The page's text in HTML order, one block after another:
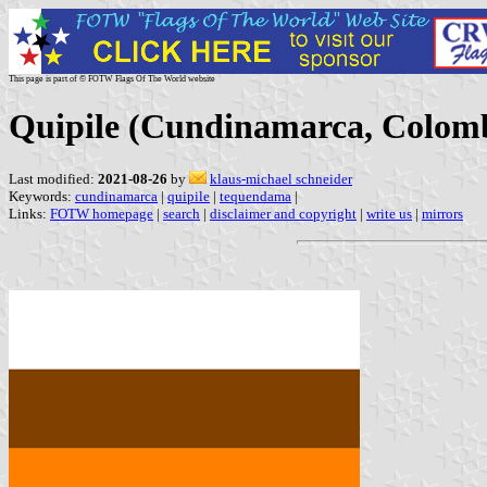
This page is part of © FOTW Flags Of The World website
Quipile (Cundinamarca,
Last modified: 2021-08-26 by
klaus-michael schneider
Keywords: cundinamarca | quipile | tequendama |
Links: FOTW homepage | search | disclaimer and copyright | write us | mirrors